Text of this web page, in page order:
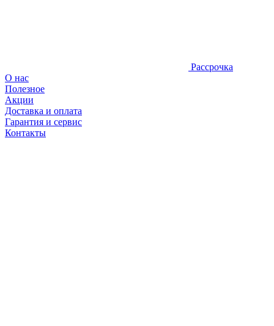
Рассрочка
О нас
Полезное
Акции
Доставка и оплата
Гарантия и сервис
Контакты